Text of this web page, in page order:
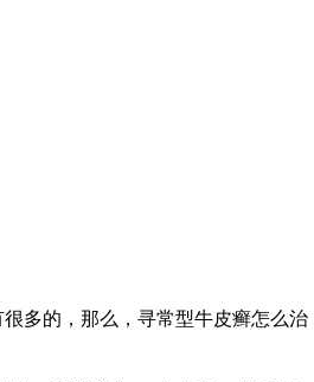
多的，那么，寻常型牛皮癣怎么治